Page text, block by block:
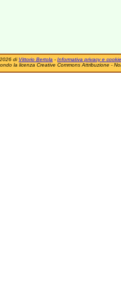
di Vittorio Bertola - Informativa privacy e cookie
la licenza Creative Commons Attribuzione -